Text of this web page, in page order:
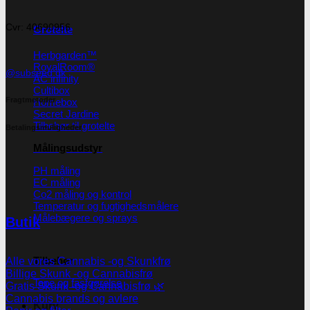
Grotelte
Herbgarden™
RoyalRoom®
AC infinity
Cultibox
Homebox
Secret Jardine
Tilbehør til grotelte
Målingsudstyr
PH måling
EC måling
Co2 måling og kontrol
Temperatur og fugtighedsmålere
Målebægere og sprays
Tilbehør
Tape og fastgørelse
Kurv
Cvr: 40690956
@subseed.dk
Fragtmetoder
Betalingsmuligheder
Butik
Alle vores Cannabis -og Skunkfrø
Billige Skunk -og Cannabisfrø
Gratis Skunk -og Cannabisfrø 🌿
Cannabis brands og avlere